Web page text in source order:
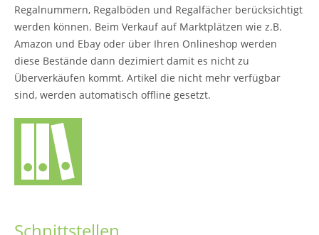
Regalnummern, Regalböden und Regalfächer berücksichtigt
werden können. Beim Verkauf auf Marktplätzen wie z.B.
Amazon und Ebay oder über Ihren Onlineshop werden
diese Bestände dann dezimiert damit es nicht zu
Überverkäufen kommt. Artikel die nicht mehr verfügbar
sind, werden automatisch offline gesetzt.